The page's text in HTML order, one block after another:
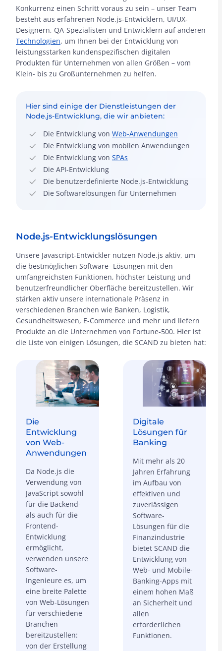
Konkurrenz einen Schritt voraus zu sein – unser Team
besteht aus erfahrenen Node.js-Entwicklern, UI/UX-
Designern, QA-Spezialisten und Entwicklern auf anderen
Technologien, um Ihnen bei der Entwicklung von
leistungsstarken kundenspezifischen digitalen
Produkten für Unternehmen von allen Größen – vom
Klein- bis zu Großunternehmen zu helfen.
Hier sind einige der Dienstleistungen der
Node.js-Entwicklung, die wir anbieten:
Die Entwicklung von Web-Anwendungen
Die Entwicklung von mobilen Anwendungen
Die Entwicklung von SPAs
Die API-Entwicklung
Die benutzerdefinierte Node.js-Entwicklung
Die Softwarelösungen für Unternehmen
Node.js-Entwicklungslösungen
Unsere Javascript-Entwickler nutzen Node.js aktiv, um
die bestmöglichen Software- Lösungen mit den
umfangreichsten Funktionen, höchster Leistung und
benutzerfreundlicher Oberfläche bereitzustellen. Wir
stärken aktiv unsere internationale Präsenz in
verschiedenen Branchen wie Banken, Logistik,
Gesundheitswesen, E-Commerce und mehr und liefern
Produkte an die Unternehmen von Fortune-500. Hier ist
die Liste von einigen Lösungen, die SCAND zu bieten hat:
Die
Entwicklung
von Web-
Anwendungen
Da Node.js die
Verwendung von
JavaScript sowohl
für die Backend-
als auch für die
Frontend-
Entwicklung
ermöglicht,
verwenden unsere
Software-
Ingenieure es, um
eine breite Palette
von Web-Lösungen
für verschiedene
Branchen
bereitzustellen:
von der Erstellung
Digitale
Lösungen für
Banking
Mit mehr als 20
Jahren Erfahrung
im Aufbau von
effektiven und
zuverlässigen
Software-
Lösungen für die
Finanzindustrie
bietet SCAND die
Entwicklung von
Web- und Mobile-
Banking-Apps mit
einem hohen Maß
an Sicherheit und
allen
erforderlichen
Funktionen.